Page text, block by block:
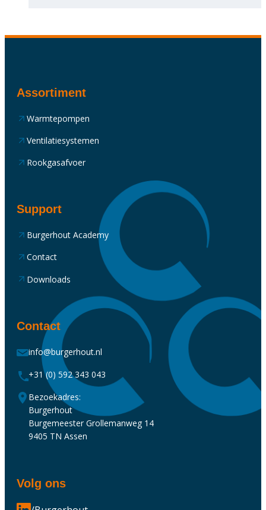
Assortiment
Warmtepompen
Ventilatiesystemen
Rookgasafvoer
Support
Burgerhout Academy
Contact
Downloads
Contact
info@burgerhout.nl
+31 (0) 592 343 043
Bezoekadres:
Burgerhout
Burgemeester Grollemanweg 14
9405 TN Assen
Volg ons